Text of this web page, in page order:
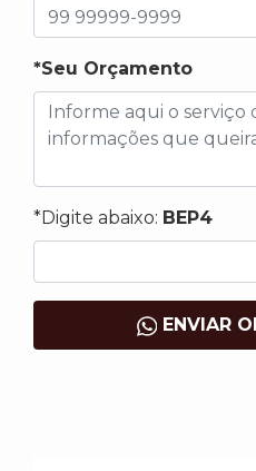
*Seu Orçamento
*Digite abaixo: BEP4
ENVIAR